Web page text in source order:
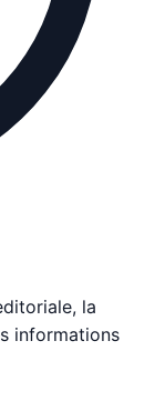
la
informations